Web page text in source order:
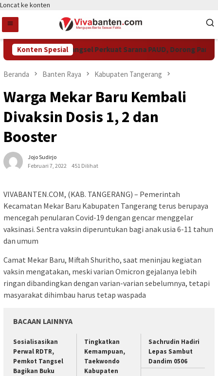
Loncat ke konten
Konten Spesial
Pemkot Tangsel Perkuat Sarana PAUD, Dorong
Beranda Banten Raya Kabupaten Tangerang
Warga Mekar Baru Kembali
Divaksin Dosis 1, 2 dan
Booster
Jojo Sudirjo
Februari 7, 2022
451 Dilihat
VIVABANTEN.COM, (KAB. TANGERANG) – Pemerintah
Kecamatan Mekar Baru Kabupaten Tangerang terus berupaya
mencegah penularan Covid-19 dengan gencar menggelar
vaksinasi. Sentra vaksin diperuntukan bagi anak usia 6-11 tahun
dan umum
Camat Mekar Baru, Miftah Shuritho, saat meninjau kegiatan
vaksin mengatakan, meski varian Omicron gejalanya lebih
ringan dibandingkan dengan varian-varian sebelumnya, tetapi
masyarakat dihimbau harus tetap waspada
BACAAN LAINNYA
Sosialisasikan
Perwal RDTR,
Pemkot Tangsel
Bagikan Buku
Tingkatkan
Kemampuan,
Taekwondo
Kabupaten
Sachrudin Hadiri
Lepas Sambut
Dandim 0506